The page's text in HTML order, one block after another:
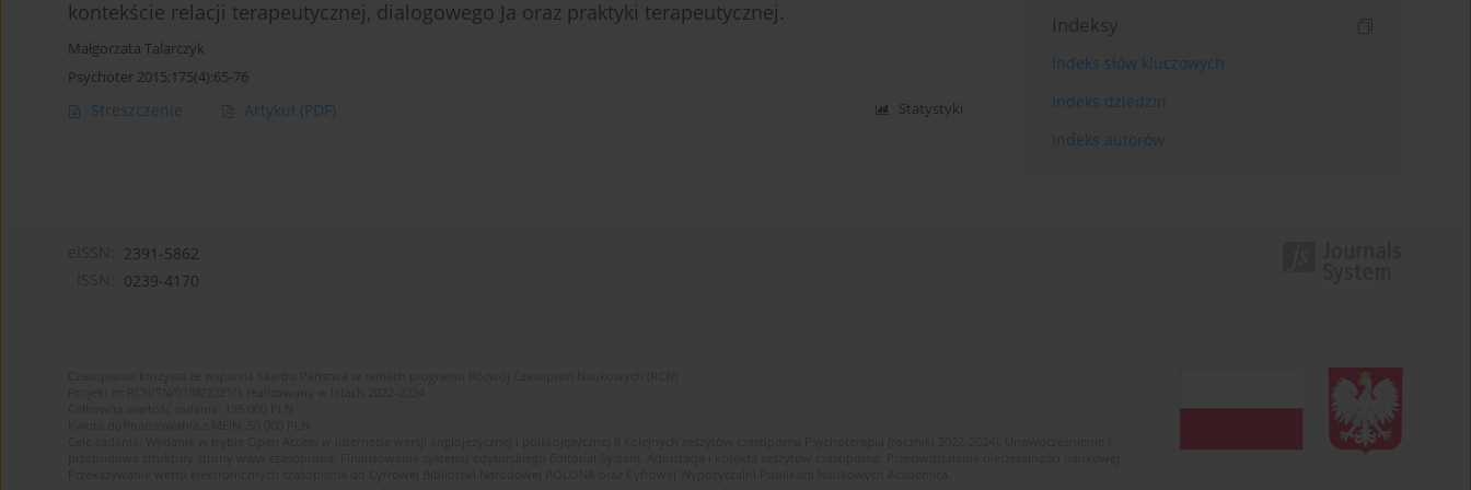
kontekście relacji terapeutycznej, dialogowego Ja oraz praktyki terapeutycznej.
Małgorzata Talarczyk
Psychoter 2015;175(4):65-76
Streszczenie Artykuł (PDF) Statystyki
Indeksy
Indeks słów kluczowych
Indeks dziedzin
Indeks autorów
2391-5862
0239-4170